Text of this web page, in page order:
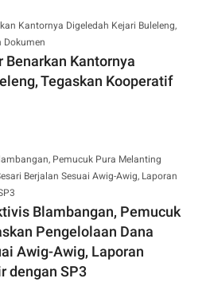
Benarkan Kantornya
Tegaskan Kooperatif
Blambangan, Pemucuk
Pengelolaan Dana
Awig-Awig, Laporan
dengan SP3